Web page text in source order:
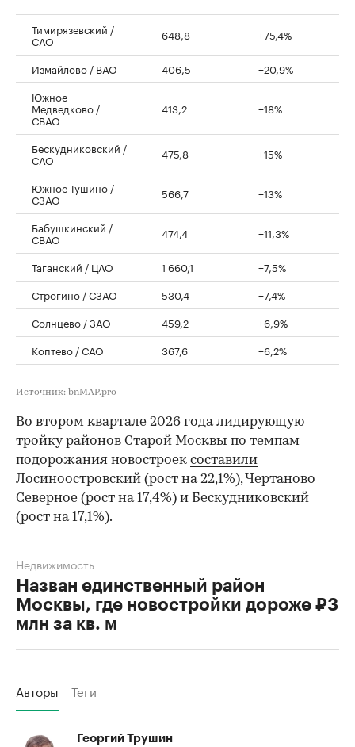
Тимирязевский /
САО 648,8 +75,4%
Измайлово / ВАО 406,5
+20,9%
Южное
Медведково /
СВАО
413,2 +18%
Бескудниковский /
САО 475,8 +15%
Южное Тушино /
СЗАО 566,7 +13%
Бабушкинский /
СВАО 474,4 +11,3%
Таганский / ЦАО 1 660,1
+7,5%
Строгино / СЗАО
530,4
+7,4%
Солнцево / ЗАО
459,2
+6,9%
Коптево / САО
367,6 +6,2%
Источник: bnMAP.pro
Во втором квартале 2026 года лидирующую
тройку районов Старой Москвы по темпам
подорожания новостроек составили
Лосиноостровский (рост на 22,1%), Чертаново
Северное (рост на 17,4%) и Бескудниковский
(рост на 17,1%).
Назван единственный район
Москвы, где новостройки дороже ₽3
млн за кв. м
Недвижимость
Авторы Теги
Георгий Трушин